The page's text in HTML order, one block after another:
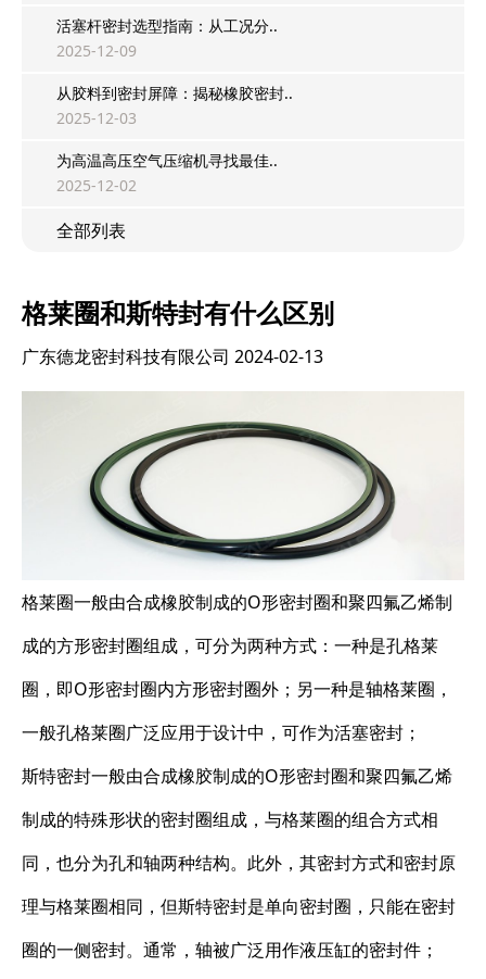
活塞杆密封选型指南：从工况分..
2025-12-09
从胶料到密封屏障：揭秘橡胶密封..
2025-12-03
为高温高压空气压缩机寻找最佳..
2025-12-02
全部列表
格莱圈和斯特封有什么区别
广东德龙密封科技有限公司 2024-02-13
格莱圈一般由合成橡胶制成的O形密封圈和聚四氟乙烯制
成的方形密封圈组成，可分为两种方式：一种是孔格莱
圈，即O形密封圈内方形密封圈外；另一种是轴格莱圈，
一般孔格莱圈广泛应用于设计中，可作为活塞密封；
斯特密封一般由合成橡胶制成的O形密封圈和聚四氟乙烯
制成的特殊形状的密封圈组成，与格莱圈的组合方式相
同，也分为孔和轴两种结构。此外，其密封方式和密封原
理与格莱圈相同，但斯特密封是单向密封圈，只能在密封
圈的一侧密封。通常，轴被广泛用作液压缸的密封件；